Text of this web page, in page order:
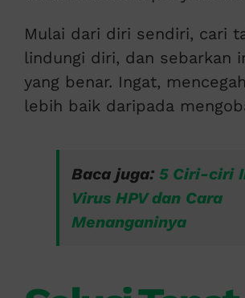
Mulai dari diri sendiri, cari
lindungi diri, dan sebarkan
yang benar. Ingat,
lebih baik daripada
Baca juga: 5 Ciri-ciri
Virus HPV dan Cara
Menanganinya